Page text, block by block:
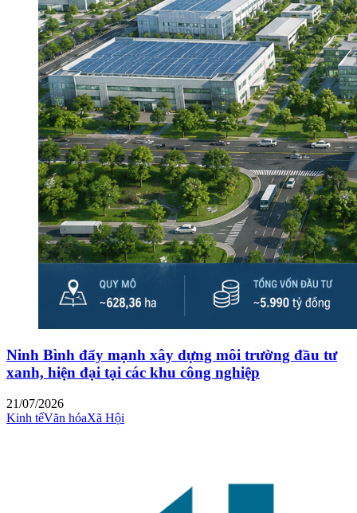
Ninh Bình đẩy mạnh xây dựng môi trường đầu tư
xanh, hiện đại tại các khu công nghiệp
21/07/2026
Kinh tếVăn hóaXã Hội